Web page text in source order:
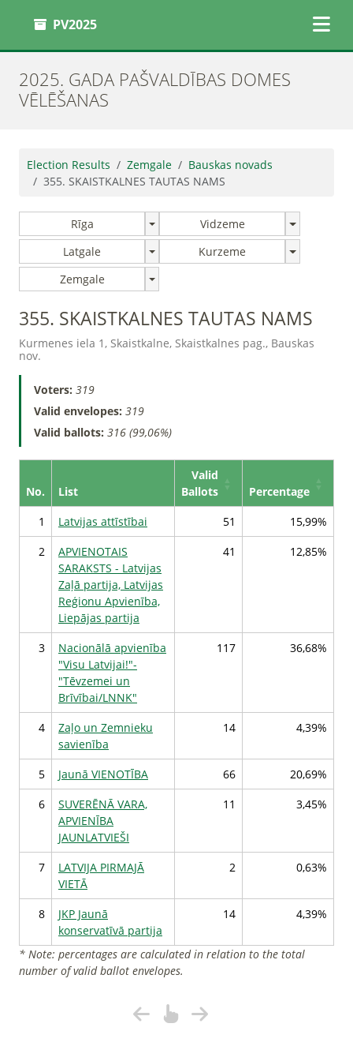
PV2025
2025. GADA PAŠVALDĪBAS DOMES
VĒLĒŠANAS
Election Results Zemgale
Bauskas novads
355. SKAISTKALNES TAUTAS NAMS
Rīga
Vidzeme
Latgale
Kurzeme
Zemgale
355. SKAISTKALNES TAUTAS NAMS
Kurmenes iela 1, Skaistkalne, Skaistkalnes pag., Bauskas
nov.
Voters: 319
Valid envelopes: 319
Valid ballots: 316 (99,06%)
No. List
Valid
Ballots
Percentage
1
Latvijas attīstībai 51
15,99%
2
APVIENOTAIS
SARAKSTS - Latvijas
Zaļā partija, Latvijas
Reģionu Apvienība,
Liepājas partija
41 12,85%
3
Nacionālā apvienība
"Visu Latvijai!"-
"Tēvzemei un
Brīvībai/LNNK"
117 36,68%
4
Zaļo un Zemnieku
savienība
14 4,39%
5 Jaunā VIENOTĪBA 66
20,69%
6
SUVERĒNĀ VARA,
APVIENĪBA
JAUNLATVIEŠI
11 3,45%
7
LATVIJA PIRMAJĀ
VIETĀ
2 0,63%
8
JKP Jaunā
konservatīvā partija
14 4,39%
* Note: percentages are calculated in relation to the total
number of valid ballot envelopes.